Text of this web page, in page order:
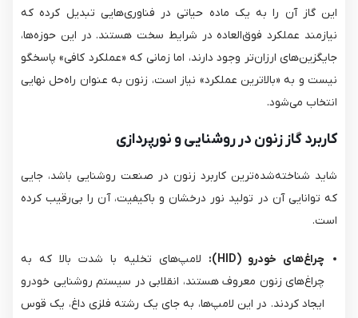
این گاز آن را به یک ماده حیاتی در فناوری‌هایی تبدیل کرده که
نیازمند عملکرد فوق‌العاده در شرایط سخت هستند. در این حوزه‌ها،
جایگزین‌های ارزان‌تر وجود دارند، اما زمانی که «عملکرد کافی» پاسخگو
نیست و به «بالاترین عملکرد» نیاز است، زنون به عنوان راه‌حل نهایی
انتخاب می‌شود.
کاربرد گاز زنون در روشنایی و نورپردازی
شاید شناخته‌شده‌ترین کاربرد زنون در صنعت روشنایی باشد، جایی
که توانایی آن در تولید نور درخشان و باکیفیت، آن را بی‌رقیب کرده
است.
چراغ‌های خودرو (HID):
لامپ‌های تخلیه با شدت بالا که به
چراغ‌های زنون معروف هستند، انقلابی در سیستم روشنایی خودرو
ایجاد کردند. در این لامپ‌ها، به جای یک رشته فلزی داغ، یک قوس